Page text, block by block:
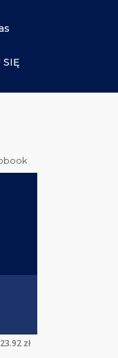
SIĘ
23.92 zł